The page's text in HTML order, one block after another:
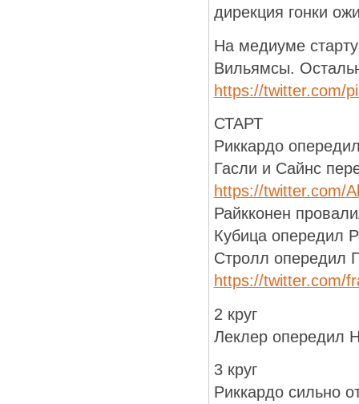
дирекция гонки
На медиуме
Вильямсы.
https://twitter.com/
СТАРТ
Риккардо
Гасли и Сайнс
https://twitter.com/
Райкконен
Кубица опередил
Стролл опередил
https://twitter.com/
2 круг
Леклер опередил
3 круг
Риккардо сильно